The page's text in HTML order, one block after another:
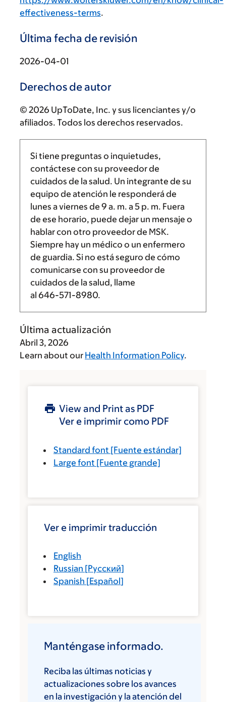
effectiveness-terms.
Última fecha de revisión
2026-04-01
Derechos de autor
© 2026 UpToDate, Inc. y sus licenciantes y/o
afiliados. Todos los derechos reservados.
Si tiene preguntas o inquietudes,
contáctese con su proveedor de
cuidados de la salud. Un integrante de su
equipo de atención le responderá de
lunes a viernes de 9 a. m. a5 p. m. Fuera
de ese horario, puede dejar un mensaje o
hablar con otro proveedor de MSK.
Siempre hay un médico o un enfermero
de guardia. Si no está seguro de cómo
comunicarse con su proveedor de
cuidados de la salud, llame
al 646-571-8980.
Última actualización
Abril 3, 2026
Learn about our Health Information Policy.
View and Print as PDF
Ver e imprimir como PDF
Standard font [Fuente estándar]
Large font [Fuente grande]
Ver e imprimir traducción
English
Russian [Русский]
Spanish [Español]
Manténgase informado.
Reciba las últimas noticias y
actualizaciones sobre los avances
en la investigación y la atención del